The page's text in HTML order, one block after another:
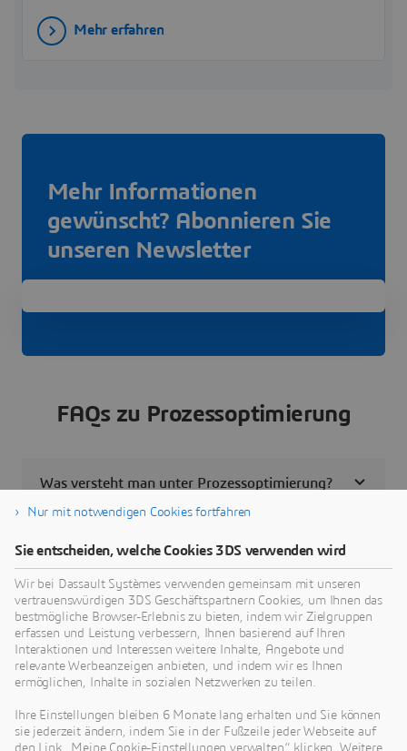
Mehr erfahren
Mehr Informationen
gewünscht? Abonnieren Sie
unseren Newsletter
FAQs zu Prozessoptimierung
Was versteht man unter Prozessoptimierung?
Welche Methoden und Werkzeuge werden
für die Prozessoptimierung eingesetzt?
Wie funktioniert Prozessoptimierung in der
Digitalisierung?
Welche Vorteile bietet Prozessoptimierung?
Nur mit notwendigen Cookies fortfahren
Sie entscheiden, welche Cookies 3DS verwenden wird
Wir bei Dassault Systèmes verwenden gemeinsam mit unseren
vertrauenswürdigen 3DS Geschäftspartnern Cookies, um Ihnen das
bestmögliche Browser-Erlebnis zu bieten, indem wir Zielgruppen
erfassen und Leistung verbessern, Ihnen basierend auf Ihren
Interaktionen und Interessen weitere Inhalte, Angebote und
relevante Werbeanzeigen anbieten, und indem wir es Ihnen
ermöglichen, Inhalte in sozialen Netzwerken zu teilen.
Ihre Einstellungen bleiben 6 Monate lang erhalten und Sie können
sie jederzeit ändern, indem Sie in der Fußzeile jeder Webseite auf
den Link „Meine Cookie-Einstellungen verwalten“ klicken. Weitere